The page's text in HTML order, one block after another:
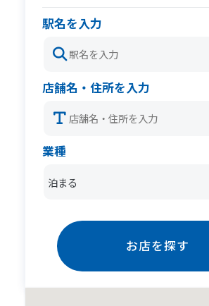
駅名を入力
店舗名・住所を入力
業種
泊まる
お店を探す